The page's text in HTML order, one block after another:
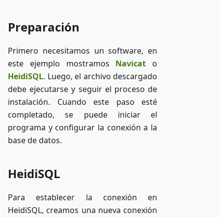
Preparación
Primero necesitamos un software, en
este ejemplo mostramos Navicat o
HeidiSQL. Luego, el archivo descargado
debe ejecutarse y seguir el proceso de
instalación. Cuando este paso esté
completado, se puede iniciar el
programa y configurar la conexión a la
base de datos.
HeidiSQL
Para establecer la conexión en
HeidiSQL, creamos una nueva conexión